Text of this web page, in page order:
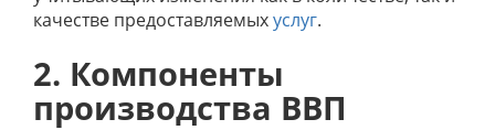
качестве предоставляемыхуслуг.
2. Компоненты
производства ВВП